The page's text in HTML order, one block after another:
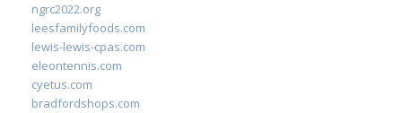
ngrc2022.org
leesfamilyfoods.com
lewis-lewis-cpas.com
eleontennis.com
cyetus.com
bradfordshops.com